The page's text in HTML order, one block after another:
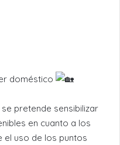
doméstico
pretende sensibilizar
en cuanto a los
el uso de los puntos